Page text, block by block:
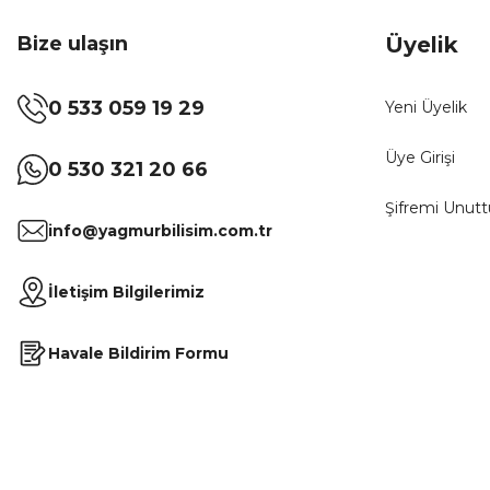
Bize ulaşın
0 533 059 19 29
0 530 321 20 66
info@yagmurbilisim.com.tr
İletişim Bilgilerimiz
Havale Bildirim Formu
Üyelik
Yeni Üyelik
Üye Girişi
Şifremi